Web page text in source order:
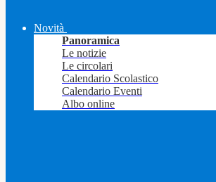
Novità
Panoramica
Le notizie
Le circolari
Calendario Scolastico
Calendario Eventi
Albo online